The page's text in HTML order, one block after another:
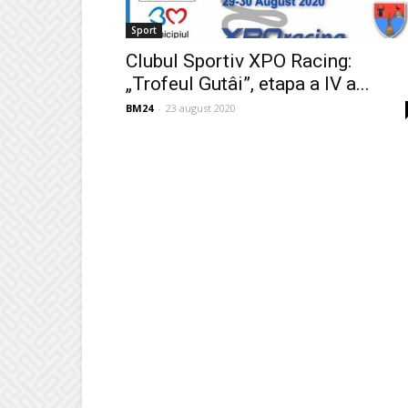
Sport
Clubul Sportiv XPO Racing:
„Trofeul Gutâi”, etapa a IV a...
BM24 - 23 august 2020